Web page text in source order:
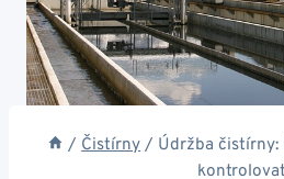
/ Čistírny / Údržba čistírny: